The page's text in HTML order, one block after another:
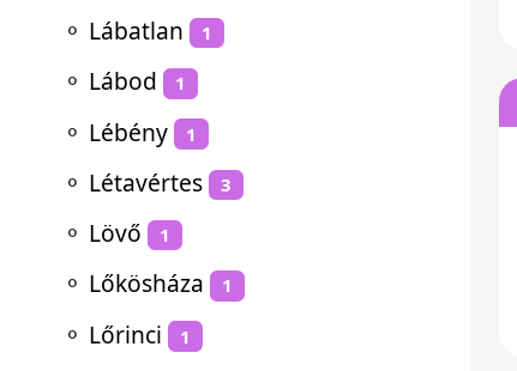
⚬ Lábatlan 1
⚬ Lábod 1
⚬ Lébény 1
⚬ Létavértes 3
⚬ Lövő 1
⚬ Lőkösháza 1
⚬ Lőrinci 1